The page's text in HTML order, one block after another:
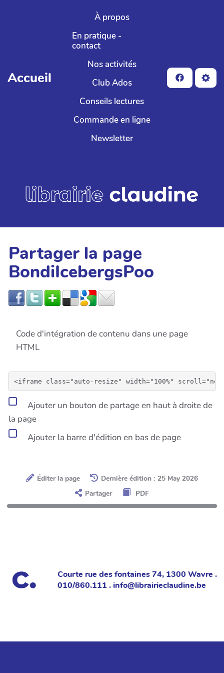
Aller au contenu principal
Accueil
À propos
En pratique -
contact
Nos activités
Club Ados
Conseils lectures
Commande en ligne
Newsletter
Partager la page
BondiIcebergsPoo
Code d'intégration de contenu dans une page
HTML
Ajouter un bouton de partage en haut à droite de
la page
Ajouter la barre d'édition en bas de page
Éditer la page
Dernière édition : 25 May 2026
Partager
PDF
Courte rue des fontaines 74, 1300 Wavre .
010/860.111 . info@librairieclaudine.be